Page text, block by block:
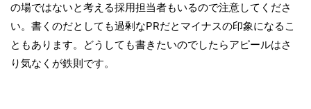
の場ではないと考える採用担当者もいるので注意してくださ
い。書くのだとしても過剰なPRだとマイナスの印象になるこ
ともあります。どうしても書きたいのでしたらアピールはさ
り気なくが鉄則です。